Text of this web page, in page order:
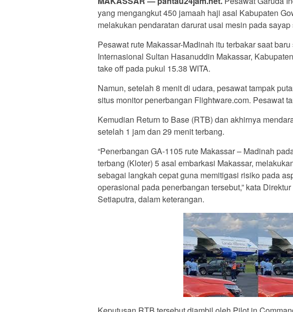
yang mengangkut 450 jamaah haji asal Kabupaten
melakukan pendaratan darurat usai mesin pada
Pesawat rute Makassar-Madinah itu terbakar saat
Internasional Sultan Hasanuddin Makassar,
take off pada pukul 15.38 WITA.
Namun, setelah 8 menit di udara, pesawat tampak
situs monitor penerbangan Flightware.com. Pesawat
Kemudian Return to Base (RTB) dan akhirnya
setelah 1 jam dan 29 menit terbang.
“Penerbangan GA-1105 rute Makassar – Madinah
terbang (Kloter) 5 asal embarkasi Makassar,
sebagai langkah cepat guna memitigasi risiko pada
operasional pada penerbangan tersebut,” kata
Setiaputra, dalam keterangan.